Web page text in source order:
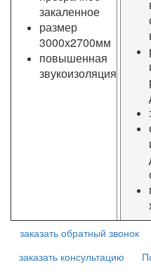
закаленное
размер
3000х2700мм
повышенная
звукоизоляция
заказать обратный звонок
заказать консультацию